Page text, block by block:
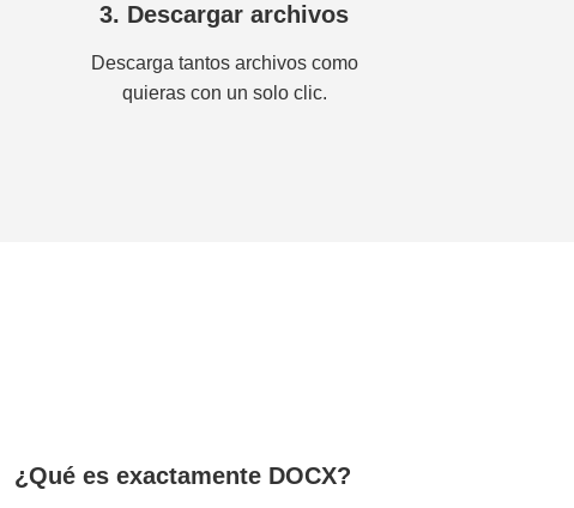
3. Descargar archivos
Descarga tantos archivos como
quieras con un solo clic.
¿Qué es exactamente DOCX?